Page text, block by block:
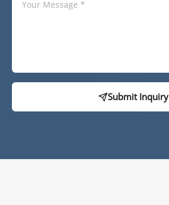
Submit Inquiry